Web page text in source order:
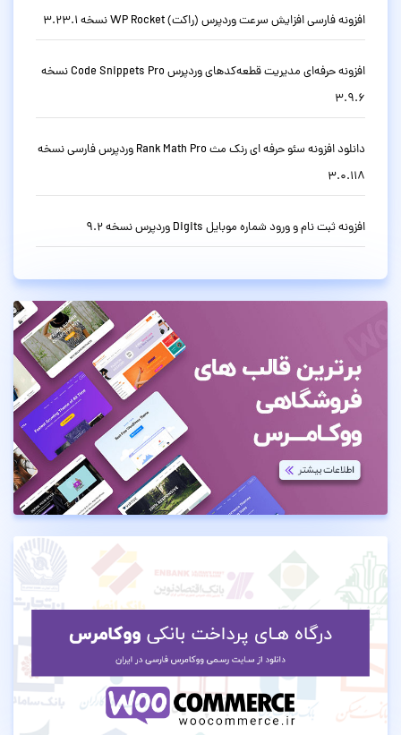
افزونه فارسی افزایش سرعت وردپرس (راکت) WP Rocket نسخه 3.23.1
افزونه حرفه‌ای مدیریت قطعه‌کدهای وردپرس Code Snippets Pro نسخه
3.9.6
دانلود افزونه سئو حرفه ای رنک مث Rank Math Pro وردپرس فارسی نسخه
3.0.118
افزونه ثبت نام و ورود شماره موبایل Digits وردپرس نسخه 9.2